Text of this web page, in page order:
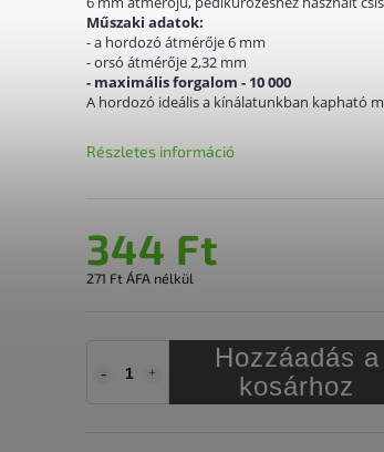
344 Ft
271 Ft ÁFA nélkül
Hozzáadás a
kosárhoz
Műszaki adatok:
- a hordozó átmérője 6 mm
- orsó átmérője 2,32 mm
- maximális forgalom - 10 000
A hordozó ideális a kínálatunkban kapható
Részletes információ